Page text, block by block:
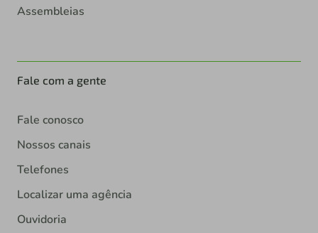
Assembleias
Fale com a gente
Fale conosco
Nossos canais
Telefones
Localizar uma agência
Ouvidoria